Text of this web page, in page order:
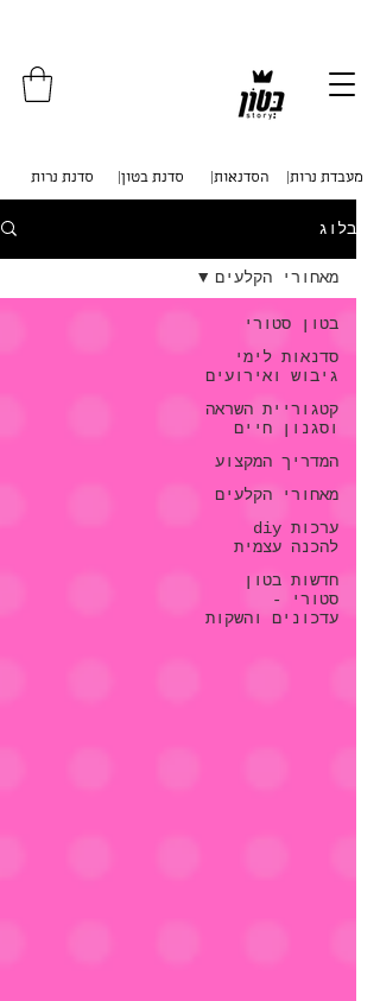
|הסדנאות |סדנת בטון סדנת נרות |מעבדת נרות
בלוג
בטון סטורי
סדנאות לימי
גיבוש ואירועים
קטגוריית השראה
וסגנון חיים
המדריך המקצוע
מאחורי הקלעים
ערכות diy
להכנה עצמית
חדשות בטון
סטורי -
עדכונים והשקות
מאחורי הקלעים